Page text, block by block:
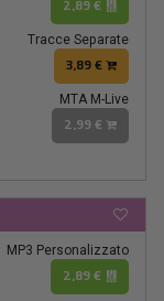
2,89 €
Tracce Separate
3,89 €
MTA M-Live
2,99 €
MP3 Personalizzato
2,89 €